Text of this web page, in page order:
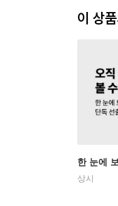
이 상
한 눈에
상시